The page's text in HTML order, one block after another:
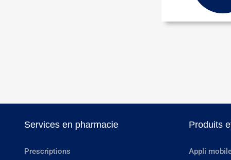
Services en pharmacie
Prescriptions
Produits
Appli